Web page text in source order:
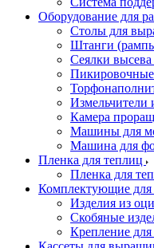
Оборудование для
Столы для
Штанги
Сеялки высева
Измельчители
Камера
Машины для
Машина для
Пленка для теплиц
Пленка для
Комплектующие для
Изделия из
Скобяные
Крепление